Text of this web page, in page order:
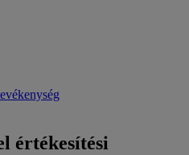
értékesítési